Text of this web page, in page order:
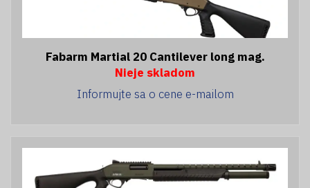
Fabarm Martial 20 Cantilever long mag.
Nieje skladom
Informujte sa o cene e-mailom